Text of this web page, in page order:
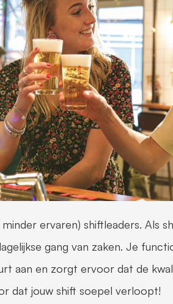
ervaren) shiftleaders. Als
gang van zaken. Je
aan en zorgt ervoor dat de
dat jouw shift soepel verloopt!